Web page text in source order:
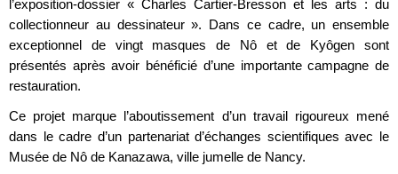
l’exposition-dossier « Charles Cartier-Bresson et les arts : du
collectionneur au dessinateur ». Dans ce cadre, un ensemble
exceptionnel de vingt masques de Nô et de Kyôgen sont
présentés après avoir bénéficié d’une importante campagne de
restauration.
Ce projet marque l’aboutissement d’un travail rigoureux mené
dans le cadre d’un partenariat d’échanges scientifiques avec le
Musée de Nô de Kanazawa, ville jumelle de Nancy.